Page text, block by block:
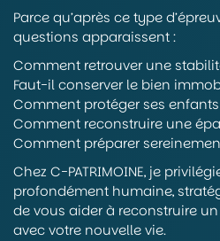
Parce qu’après ce type
questions apparaissent :
Comment retrouver une
Faut-il conserver le bien
Comment protéger ses enfants
Comment reconstruire une
Comment préparer
Chez C-PATRIMOINE, je
profondément humaine,
de vous aider à reconstruire
avec votre nouvelle vie.